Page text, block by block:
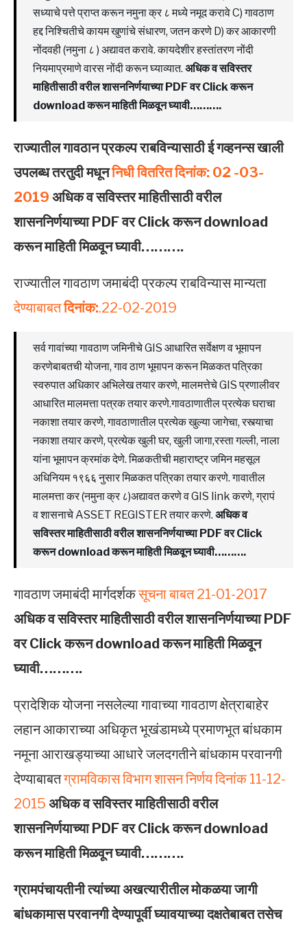
सध्याचे पत्ते प्राप्त करून नमुना क्र ८ मध्ये नमूद करावे C) गावठाण
हद्द निश्चितीचे कायम खुणांचे संधारण, जतन करणे D) कर आकारणी
नोंदवही (नमुना ८ ) अद्यावत करावे. कायदेशीर हस्तांतरण नोंदी
नियमाप्रमाणे वारस नोंदी करून घ्याव्यात. अधिक व सविस्तर
माहितीसाठी वरील शासननिर्णयाच्या PDF वर Click करून
download करून माहिती मिळवून घ्यावी……….
राज्यातील गावठान प्रकल्प राबविन्यासाठी ई गव्हनन्स खाली
उपलब्ध तरतुदी मधूननिधी वितरितदिनांक: 02 -03-
2019 अधिक व सविस्तर माहितीसाठी वरील
शासननिर्णयाच्या PDF वर Click करून download
करून माहिती मिळवून घ्यावी……….
राज्यातील गावठाण जमाबंदी प्रकल्प राबविन्यास मान्यता
देण्याबाबतदिनांक:.22-02-2019
सर्व गावांच्या गावठाण जमिनीचे GIS आधारित सर्वेक्षण व भूमापन
करणेबाबतची योजना, गाव ठाण भूमापन करून मिळकत पत्रिका
स्वरुपात अधिकार अभिलेख तयार करणे, मालमत्तेचे GIS प्रणालीवर
आधारित मालमत्ता पत्रक तयार करणे.गावठाणातील प्रत्येक घराचा
नकाशा तयार करणे, गावठाणातील प्रत्येक खुल्या जागेचा, रस्त्याचा
नकाशा तयार करणे, प्रत्येक खुली घर, खुली जागा,रस्ता गल्ली, नाला
यांना भूमापन क्रमांक देणे. मिळकतीची महाराष्ट्र जमिन महसूल
अधिनियम १९६६ नुसार मिळकत पत्रिका तयार करणे. गावातील
मालमत्ता कर (नमुना क्र ८)अद्यावत करणे व GIS link करणे, ग्रापं
व शासनाचे ASSET REGISTER तयार करणे. अधिक व
सविस्तर माहितीसाठी वरील शासननिर्णयाच्या PDF वर Click
करून download करून माहिती मिळवून घ्यावी……….
गावठाण जमाबंदी मार्गदर्शकसूचना बाबत 21-01-2017
अधिक व सविस्तर माहितीसाठी वरील शासननिर्णयाच्या PDF
वर Click करून download करून माहिती मिळवून
घ्यावी……….
प्रादेशिक योजना नसलेल्या गावाच्या गावठाण क्षेत्राबाहेर
लहान आकाराच्या अधिकृत भूखंडामध्ये प्रमाणभूत बांधकाम
नमूना आराखड्याच्या आधारे जलदगतीने बांधकाम परवानगी
देण्याबाबतग्रामविकास विभाग शासन निर्णय दिनांक 11-12-
2015 अधिक व सविस्तर माहितीसाठी वरील
शासननिर्णयाच्या PDF वर Click करून download
करून माहिती मिळवून घ्यावी……….
ग्रामपंचायतीनी त्‍यांच्‍या अखत्‍यारीतील मोकळया जागी
बांधकामास परवानगी देण्‍यापूर्वी घ्‍यावयाच्‍या दक्षतेबाबत तसेच